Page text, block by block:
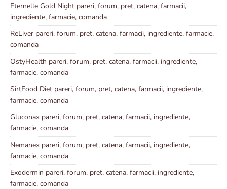
Eternelle Gold Night pareri, forum, pret, catena, farmacii,
ingrediente, farmacie, comanda
ReLiver pareri, forum, pret, catena, farmacii, ingrediente, farmacie,
comanda
OstyHealth pareri, forum, pret, catena, farmacii, ingrediente,
farmacie, comanda
SirtFood Diet pareri, forum, pret, catena, farmacii, ingrediente,
farmacie, comanda
Gluconax pareri, forum, pret, catena, farmacii, ingrediente,
farmacie, comanda
Nemanex pareri, forum, pret, catena, farmacii, ingrediente,
farmacie, comanda
Exodermin pareri, forum, pret, catena, farmacii, ingrediente,
farmacie, comanda